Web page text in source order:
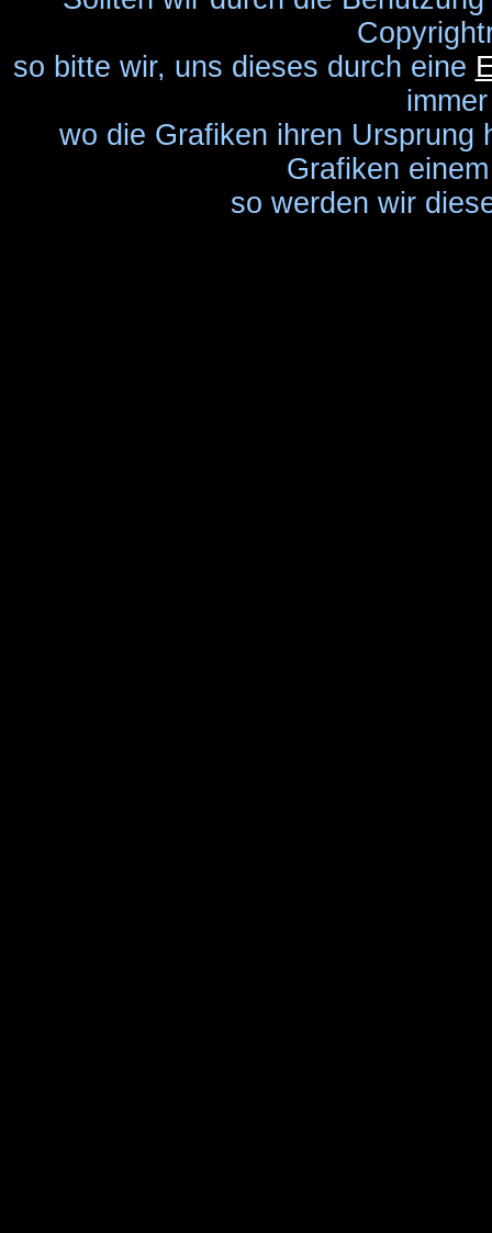
so bitte wir, uns dieses durch eine
wo die Grafiken ihren Ursprung
Grafiken
so werden wir